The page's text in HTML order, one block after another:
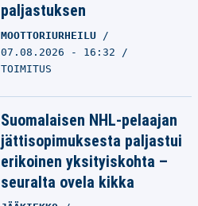
paljastuksen
MOOTTORIURHEILU
07.08.2026 - 16:32
TOIMITUS
Suomalaisen NHL-pelaajan
jättisopimuksesta paljastui
erikoinen yksityiskohta –
seuralta ovela kikka